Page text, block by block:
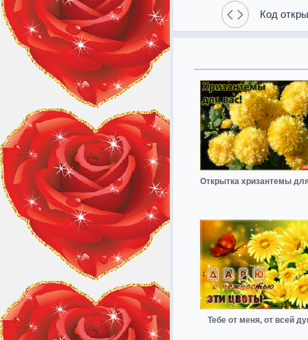
Код
Открытка хризантемы
Тебе от меня, от всей